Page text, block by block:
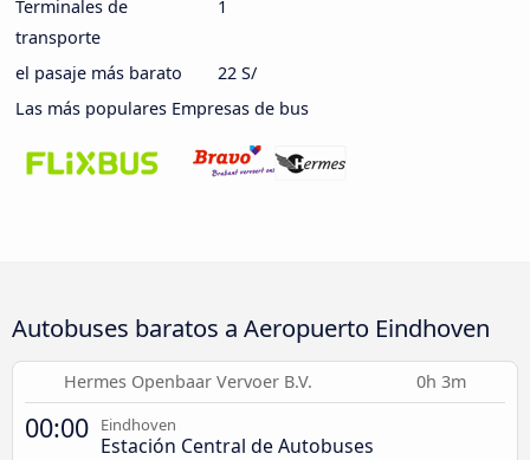
Terminales de
transporte
1
el pasaje más barato
22 S/
Las más populares Empresas de bus
Autobuses baratos a Aeropuerto Eindhoven
Hermes Openbaar Vervoer B.V. 0h 3m
00:00 Eindhoven
Estación Central de Autobuses